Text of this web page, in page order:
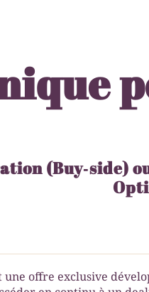
(Buy‑side)
une offre exclusive